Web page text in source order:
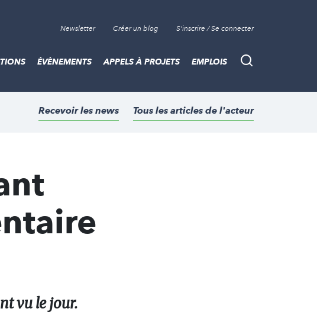
Newsletter Créer un blog S'inscrire / Se connecter
Recherche
ÉVÈNEMENTS APPELS À PROJETS EMPLOIS
Recevoir les news Tous les articles de l'acteur
vu le jour.